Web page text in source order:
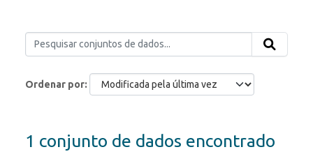
Ordenar por
1 conjunto de dados encontrado